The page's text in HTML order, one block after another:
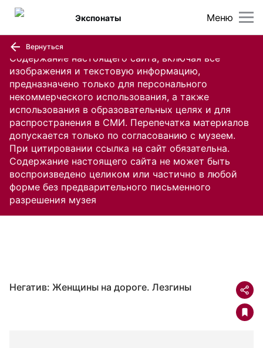
Содержание настоящего сайта, включая все
изображения и текстовую информацию,
предназначено только для персонального
некоммерческого использования, а также
использования в образовательных целях и для
распространения в СМИ. Перепечатка материалов
допускается только по согласованию с музеем.
При цитировании ссылка на сайт обязательна.
Содержание настоящего сайта не может быть
воспроизведено целиком или частично в любой
форме без предварительного письменного
разрешения музея
Меню
Экспонаты
Вернуться
Негатив: Женщины на дороге. Лезгины